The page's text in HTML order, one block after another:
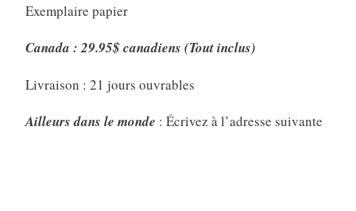
Exemplaire papier
Canada : 29.95$ canadiens (Tout inclus)
Livraison : 21 jours ouvrables
Ailleurs dans le monde : Écrivez à l’adresse suivante